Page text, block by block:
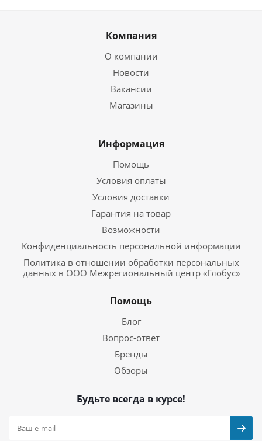
Компания
О компании
Новости
Вакансии
Магазины
Информация
Помощь
Условия оплаты
Условия доставки
Гарантия на товар
Возможности
Конфиденциальность персональной информации
Политика в отношении обработки персональных
данных в ООО Межрегиональный центр «Глобус»
Помощь
Блог
Вопрос-ответ
Бренды
Обзоры
Будьте всегда в курсе!